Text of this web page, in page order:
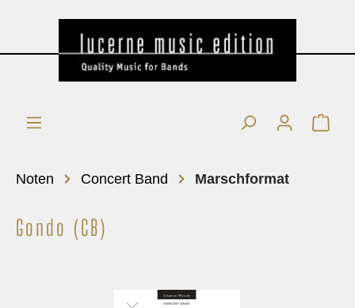
Noten Concert Band Marschformat
Gondo (CB)